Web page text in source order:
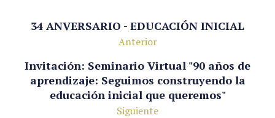
34 ANVERSARIO - EDUCACIÓN INICIAL
Anterior
Invitación: Seminario Virtual "90 años de
aprendizaje: Seguimos construyendo la
educación inicial que queremos"
Siguiente